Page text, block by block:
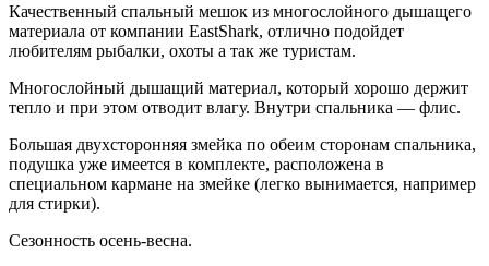
Качественный спальный мешок из многослойного дышащего
материала от компании EastShark, отлично подойдет
любителям рыбалки, охоты а так же туристам.
Многослойный дышащий материал, который хорошо держит
тепло и при этом отводит влагу. Внутри спальника — флис.
Большая двухсторонняя змейка по обеим сторонам спальника,
подушка уже имеется в комплекте, расположена в
специальном кармане на змейке (легко вынимается, например
для стирки).
Сезонность осень-весна.